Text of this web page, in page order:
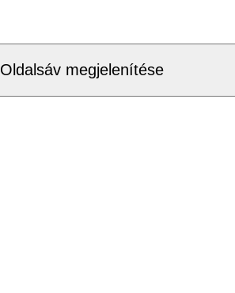
Oldalsáv megjelenítése